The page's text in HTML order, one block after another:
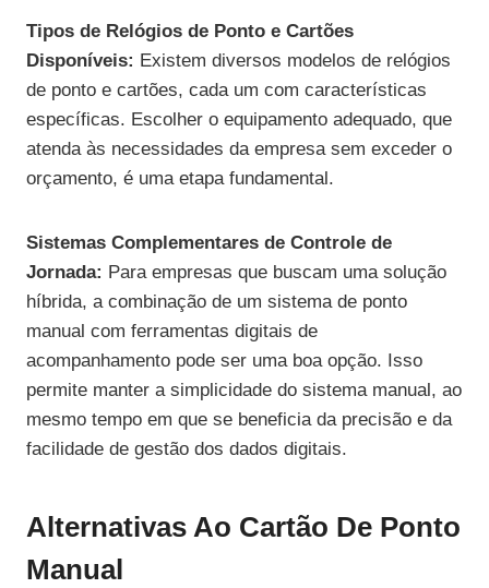
Tipos de Relógios de Ponto e Cartões
Disponíveis: Existem diversos modelos de relógios
de ponto e cartões, cada um com características
específicas. Escolher o equipamento adequado, que
atenda às necessidades da empresa sem exceder o
orçamento, é uma etapa fundamental.
Sistemas Complementares de Controle de
Jornada: Para empresas que buscam uma solução
híbrida, a combinação de um sistema de ponto
manual com ferramentas digitais de
acompanhamento pode ser uma boa opção. Isso
permite manter a simplicidade do sistema manual, ao
mesmo tempo em que se beneficia da precisão e da
facilidade de gestão dos dados digitais.
Alternativas Ao Cartão De Ponto
Manual